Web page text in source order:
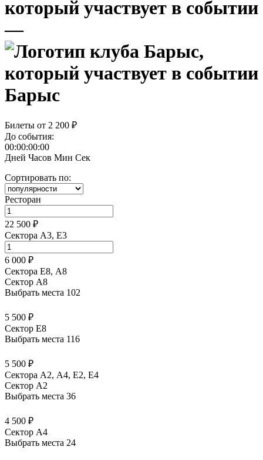
—
Барыс
Билеты от 2 200 ₽
До события:
00:00:00:00
Дней Часов Мин Сек
Сортировать по:
Ресторан
22 500 ₽
Сектора A3, E3
6 000 ₽
Сектора Е8, А8
Сектор A8
Выбрать места 102
5 500 ₽
Сектор E8
Выбрать места 116
5 500 ₽
Сектора А2, А4, Е2, Е4
Сектор A2
Выбрать места 36
4 500 ₽
Сектор A4
Выбрать места 24